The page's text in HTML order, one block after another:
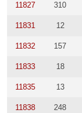
11827 310
11831 12
11832 157
11833 18
11835 13
11838 248